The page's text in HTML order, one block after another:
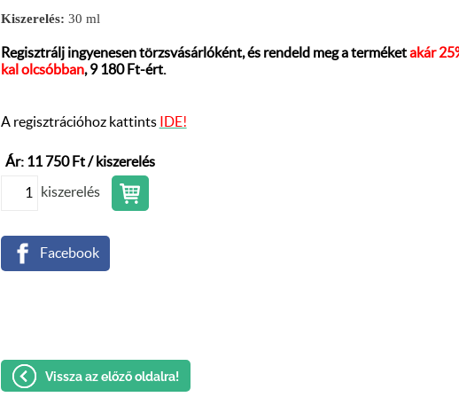
Kiszerelés: 30 ml
Regisztrálj ingyenesen törzsvásárlóként, és rendeld meg a terméketakár
kal olcsóbban, 9 180 Ft-ért.
A regisztrációhoz kattints IDE!
Ár: 11 750 Ft / kiszerelés
kiszerelés
Facebook
Vissza az előző oldalra!